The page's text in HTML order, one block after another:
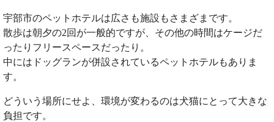
宇部市のペットホテルは広さも施設もさまざまです。
散歩は朝夕の2回が一般的ですが、その他の時間はケージだ
ったりフリースペースだったり。
中にはドッグランが併設されているペットホテルもありま
す。
どういう場所にせよ、環境が変わるのは犬猫にとって大きな
負担です。